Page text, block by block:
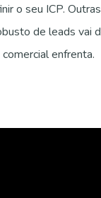
o seu ICP.
de leads vai
enfrenta.